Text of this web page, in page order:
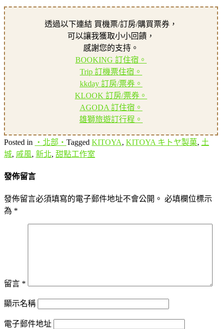
透過以下連結 買機票/訂房/購買票券，
可以讓我獲取小小回饋，
感謝您的支持。
BOOKING 訂住宿。
Trip 訂機票住宿。
kkday 訂房/票券。
KLOOK 訂房/票券。
AGODA 訂住宿。
雄獅旅遊訂行程。
Posted in ‧北部‧ Tagged KITOYA, KITOYA キトヤ製菓, 土
城, 戚風, 新北, 甜點工作室
發佈留言
發佈留言必須填寫的電子郵件地址不會公開。 必填欄位標示
為 *
留言 *
顯示名稱
電子郵件地址